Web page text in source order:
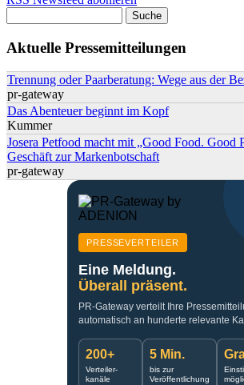
Aktuelle Pressemitteilungen
Trennung oder Paarberatung: Wege aus der
pr-gateway
Das Abenteuer beginnt im Kopf
Kummer
Josera Petfood macht mit „Good Food. Good
Geschäft zur Markenbotschaft
pr-gateway
PRESSEVERTEILER
Eine Meldung.
Überall präsent.
PR-Gateway verteilt Ihre
automatisch an hunderte relevante
200+
Verteiler-
kanäle
5 Min.
bis zur
Veröffentlichung